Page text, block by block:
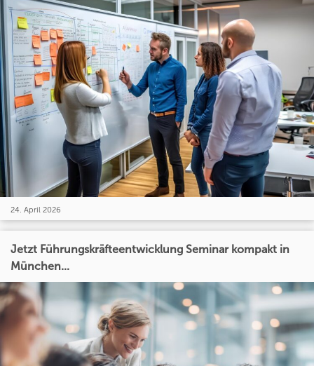
24. April 2026
Jetzt Führungskräfteentwicklung Seminar kompakt in
München...